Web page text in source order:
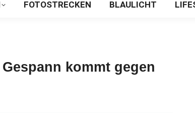
FOTOSTRECKEN BLAULICHT
kommt gegen